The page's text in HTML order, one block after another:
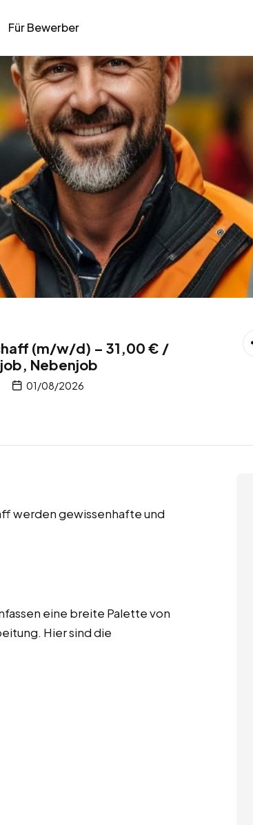
Für Bewerber
(m/w/d) – 31,00 € /
Nebenjob
01/08/2026
werden gewissenhafte und
eine breite Palette von
Hier sind die